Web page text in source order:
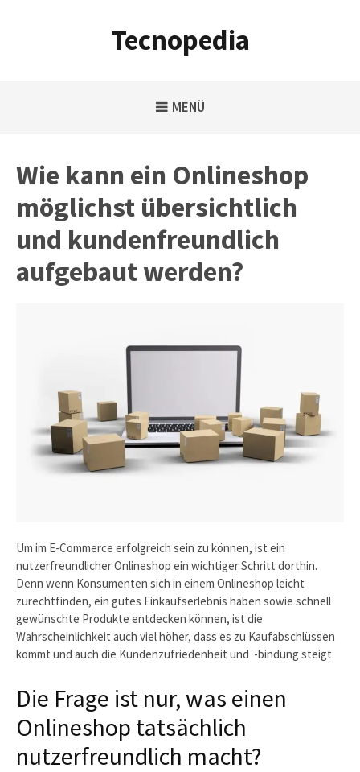
Tecnopedia
MENÜ
Wie kann ein Onlineshop
möglichst übersichtlich
und kundenfreundlich
aufgebaut werden?
Um im E-Commerce erfolgreich sein zu können, ist ein
nutzerfreundlicher Onlineshop ein wichtiger Schritt dorthin.
Denn wenn Konsumenten sich in einem Onlineshop leicht
zurechtfinden, ein gutes Einkaufserlebnis haben sowie schnell
gewünschte Produkte entdecken können, ist die
Wahrscheinlichkeit auch viel höher, dass es zu Kaufabschlüssen
kommt und auch die Kundenzufriedenheit und -bindung steigt.
Die Frage ist nur, was einen
Onlineshop tatsächlich
nutzerfreundlich macht?